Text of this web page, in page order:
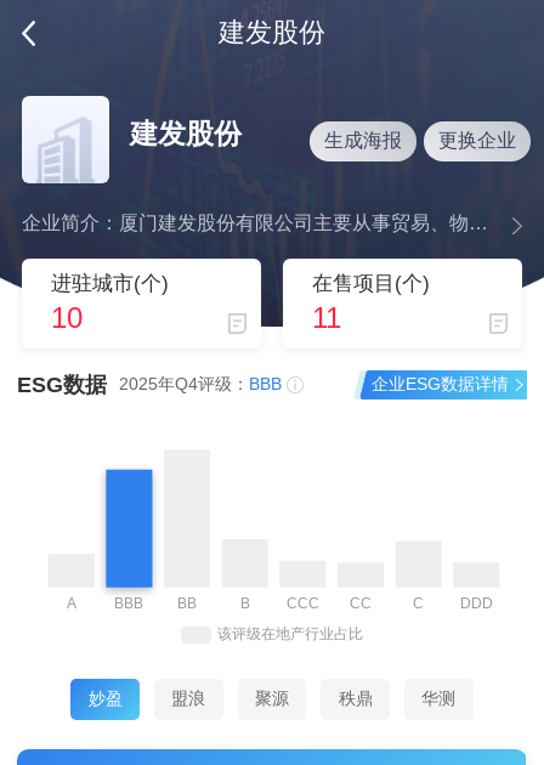
建发股份
建发股份 生成海报 更换企业
企业简介：厦门建发股份有限公司主要从事贸易、物流、房地产开发、会展、实业投资等业务。根据区域经济特点和国际国内市场需求,建发股份已形成了以轻工、纺织服装、机电、包装材料、化工和五矿等产品为主,兼有其他类型产品多元化进出口贸易产品结构,已在全国主要城市建立了贸易分销机构,并与70多个国家和地区建立了贸易往来关系,打造出了一个既为自身贸易服务,又具有社会公开服务能力的物流体系。
进驻城市(个)
10
在售项目(个)
11
ESG数据 2025年Q4评级： BBB 企业ESG数据详情
妙盈 盟浪 聚源 秩鼎 华测